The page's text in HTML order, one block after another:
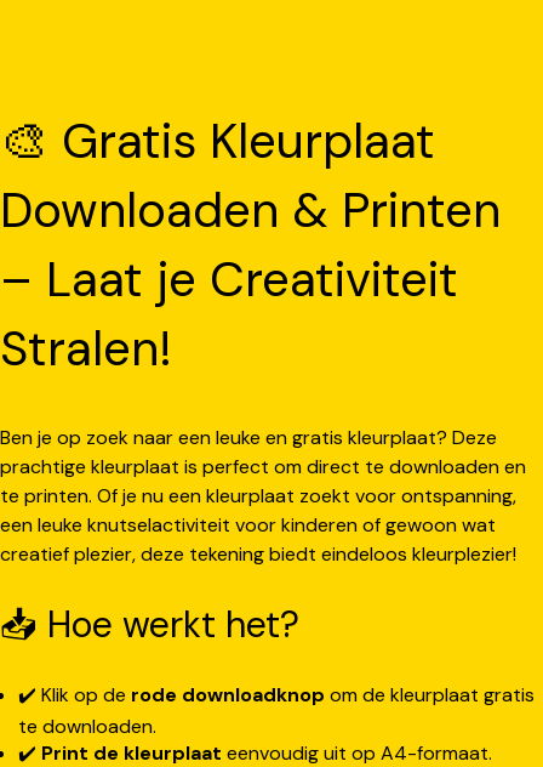
🎨 Gratis Kleurplaat
Downloaden & Printen
– Laat je Creativiteit
Stralen!
Ben je op zoek naar een leuke en gratis kleurplaat? Deze
prachtige kleurplaat is perfect om direct te downloaden en
te printen. Of je nu een kleurplaat zoekt voor ontspanning,
een leuke knutselactiviteit voor kinderen of gewoon wat
creatief plezier, deze tekening biedt eindeloos kleurplezier!
📥 Hoe werkt het?
✔️ Klik op de rode downloadknop om de kleurplaat gratis
te downloaden.
✔️ Print de kleurplaat eenvoudig uit op A4-formaat.